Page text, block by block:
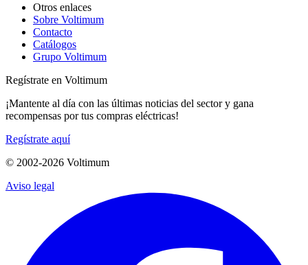
Otros enlaces
Sobre Voltimum
Contacto
Catálogos
Grupo Voltimum
Regístrate en Voltimum
¡Mantente al día con las últimas noticias del sector y gana
recompensas por tus compras eléctricas!
Regístrate aquí
© 2002-2026 Voltimum
Aviso legal